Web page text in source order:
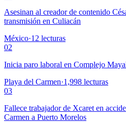
Asesinan al creador de contenido
transmisión en Culiacán
México·12 lecturas
02
Inicia paro laboral en Complejo
Playa del Carmen·1,998 lecturas
03
Fallece trabajador de Xcaret en
Carmen a Puerto Morelos